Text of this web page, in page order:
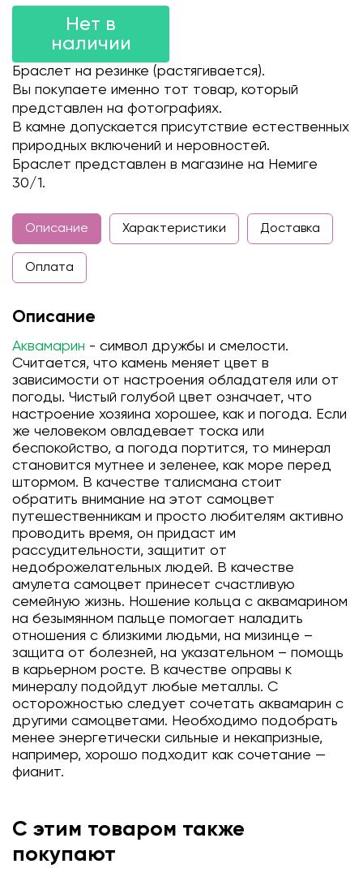
Нет в
наличии
Браслет на резинке (растягивается).
Вы покупаете именно тот товар, который
представлен на фотографиях.
В камне допускается присутствие естественных
природных включений и неровностей.
Браслет представлен в магазине на Немиге
30/1.
Описание Характеристики Доставка
Оплата
Описание
Аквамарин - символ дружбы и смелости.
Считается, что камень меняет цвет в
зависимости от настроения обладателя или от
погоды. Чистый голубой цвет означает, что
настроение хозяина хорошее, как и погода. Если
же человеком овладевает тоска или
беспокойство, а погода портится, то минерал
становится мутнее и зеленее, как море перед
штормом. В качестве талисмана стоит
обратить внимание на этот самоцвет
путешественникам и просто любителям активно
проводить время, он придаст им
рассудительности, защитит от
недоброжелательных людей. В качестве
амулета самоцвет принесет счастливую
семейную жизнь. Ношение кольца с аквамарином
на безымянном пальце помогает наладить
отношения с близкими людьми, на мизинце –
защита от болезней, на указательном – помощь
в карьерном росте. В качестве оправы к
минералу подойдут любые металлы. С
осторожностью следует сочетать аквамарин с
другими самоцветами. Необходимо подобрать
менее энергетически сильные и некапризные,
например, хорошо подходит как сочетание —
фианит.
С этим товаром также
покупают